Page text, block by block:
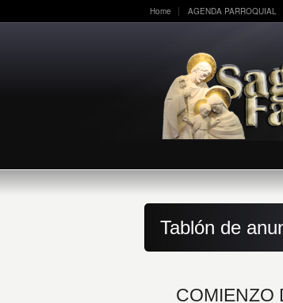
Home AGENDA PARROQUIAL
Tablón de
COMIENZO